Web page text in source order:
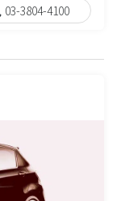
03-3804-4100